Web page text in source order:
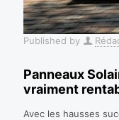
Published by
Panneaux
vraiment
Avec les hausses